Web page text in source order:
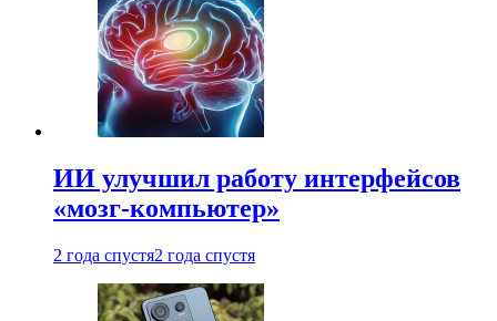
ИИ улучшил работу интерфейсов
«мозг-компьютер»
2 года спустя2 года спустя